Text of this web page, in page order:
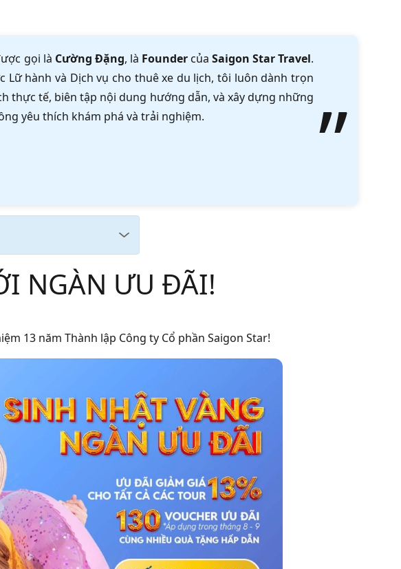
gọi là Cường Đặng, là Foundercủa Saigon Star Travel.
hành và Dịch vụ cho thuê xe du lịch, tôi luôn dành trọn
thực tế, biên tập nội dung hướng dẫn, và xây dựng những
yêu thích khám phá và trải nghiệm.
NGÀN ƯU ĐÃI!
13 năm Thành lập Công ty Cổ phần Saigon Star!